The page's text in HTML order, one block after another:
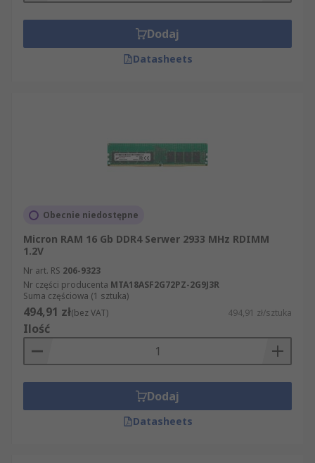
Dodaj
Datasheets
Obecnie niedostępne
Micron RAM 16 Gb DDR4 Serwer 2933 MHz RDIMM
1.2V
Nr art. RS 206-9323
Nr części producenta MTA18ASF2G72PZ-2G9J3R
Suma częściowa (1 sztuka)
494,91 zł(bez VAT) 494,91 zł/sztuka
Ilość
Dodaj
Datasheets